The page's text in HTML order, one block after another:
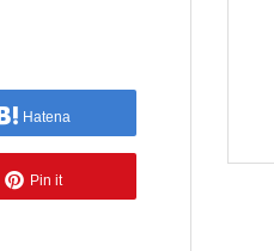
Hatena
Pin it